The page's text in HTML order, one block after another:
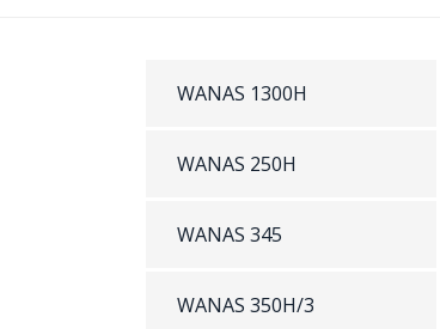
WANAS 1300H
WANAS 250H
WANAS 345
WANAS 350H/3